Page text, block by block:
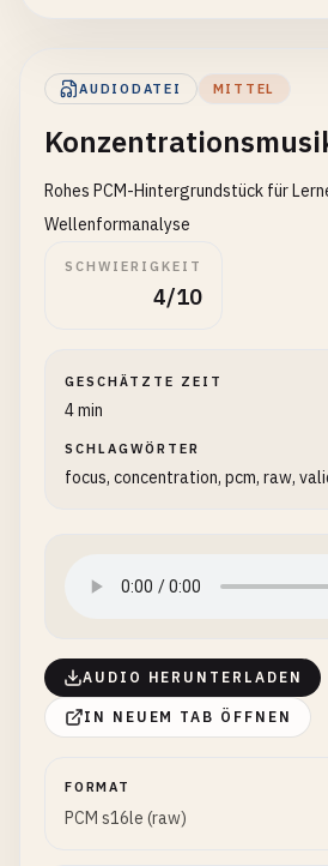
AUDIODATEI MITTEL
Rohes PCM-Hintergrundstück für
Wellenformanalyse
SCHWIERIGKEIT
4/10
GESCHÄTZTE ZEIT
4 min
SCHLAGWÖRTER
focus, concentration, pcm, raw,
AUDIO HERUNTERLADEN
IN NEUEM TAB ÖFFNEN
FORMAT
PCM s16le (raw)